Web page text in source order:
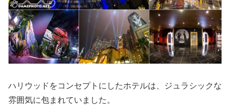
ハリウッドをコンセプトにしたホテルは、ジュラシックな
雰囲気に包まれていました。